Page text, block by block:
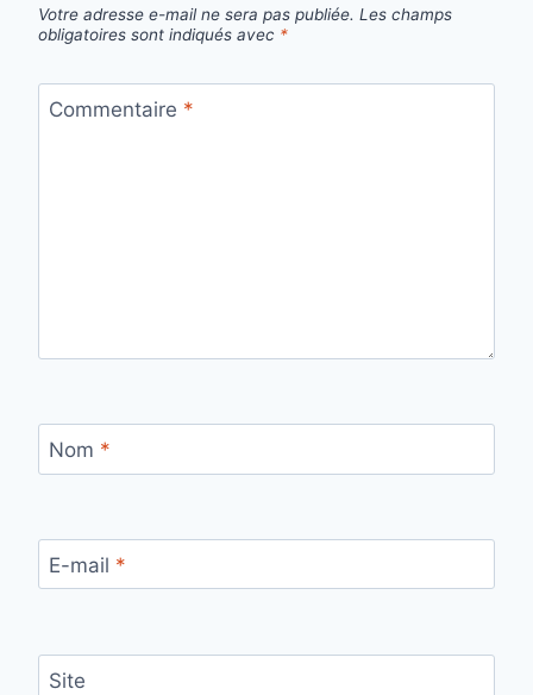
Votre adresse e-mail ne sera pas publiée. Les champs
obligatoires sont indiqués avec *
Commentaire *
Nom *
E-mail *
Site